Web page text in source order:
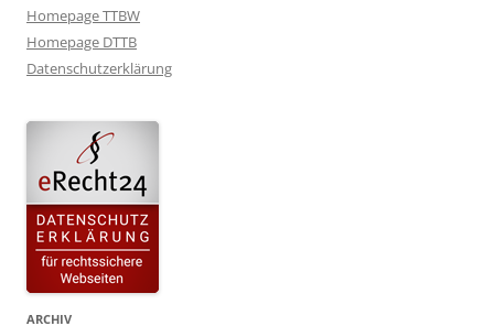
Homepage TTBW
Homepage DTTB
Datenschutzerklärung
ARCHIV